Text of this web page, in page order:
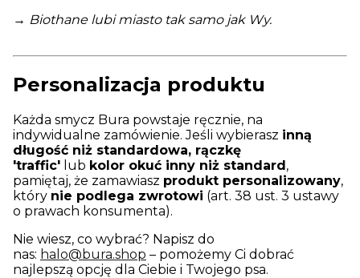
→ Biothane lubi miasto tak samo jak Wy.
Personalizacja produktu
Każda smycz Bura powstaje ręcznie, na
indywidualne zamówienie. Jeśli wybierasz inną
długość niż standardowa, rączkę
'traffic' lub kolor okuć inny niż standard,
pamiętaj, że zamawiasz produkt personalizowany,
który nie podlega zwrotowi (art. 38 ust. 3 ustawy
o prawach konsumenta).
Nie wiesz, co wybrać? Napisz do
nas: halo@bura.shop – pomożemy Ci dobrać
najlepszą opcję dla Ciebie i Twojego psa.